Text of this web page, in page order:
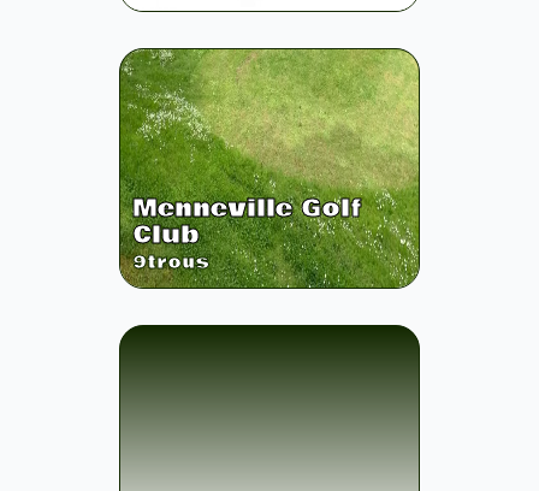
Menneville Golf
Club
9trous